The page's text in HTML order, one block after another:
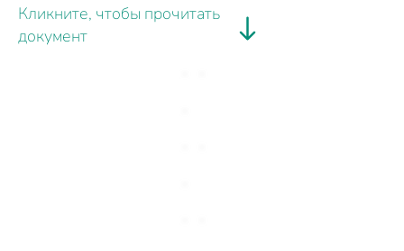
Кликните, чтобы прочитать
документ